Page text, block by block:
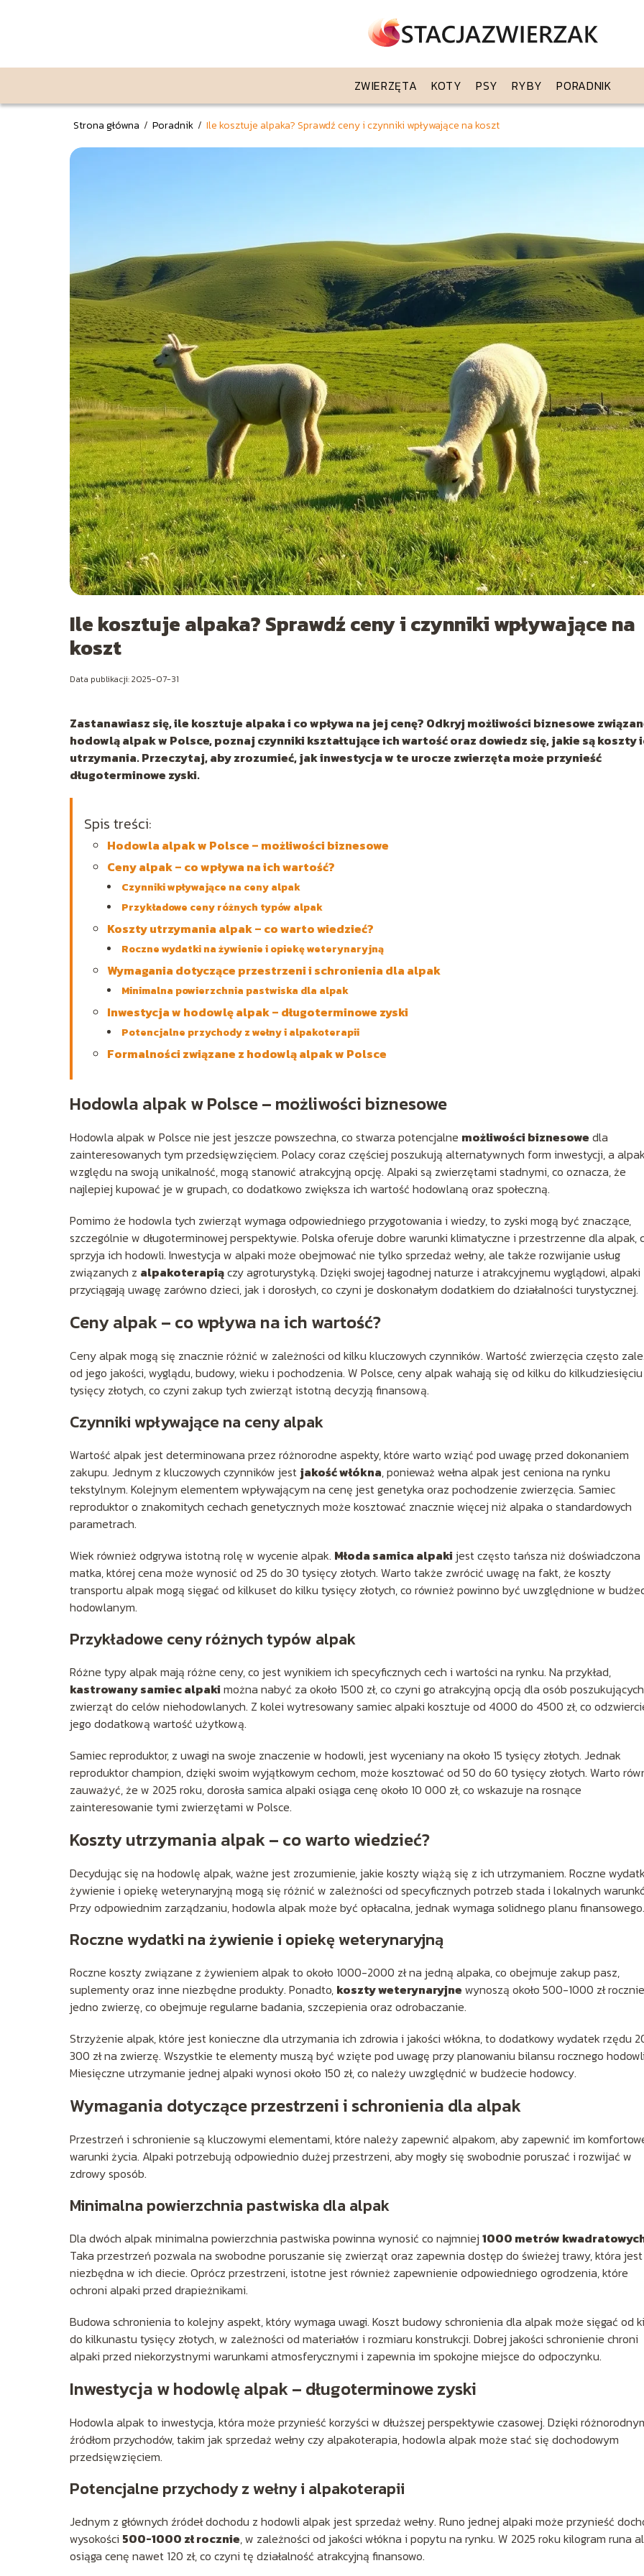
ZWIERZĘTA KOTY PSY RYBY PORADNIK
Strona główna / Poradnik / Ile kosztuje alpaka? Sprawdź ceny i czynniki wpływające na koszt
Ile kosztuje alpaka? Sprawdź ceny i czynniki wpływające na
koszt
Data publikacji: 2025-07-31
Zastanawiasz się, ile kosztuje alpaka i co wpływa na jej cenę? Odkryj możliwości biznesowe
hodowlą alpak w Polsce, poznaj czynniki kształtujące ich wartość oraz dowiedz się, jakie są koszty
utrzymania. Przeczytaj, aby zrozumieć, jak inwestycja w te urocze zwierzęta może przynieść
długoterminowe zyski.
Spis treści:
Hodowla alpak w Polsce – możliwości biznesowe
Ceny alpak – co wpływa na ich wartość?
Czynniki wpływające na ceny alpak
Przykładowe ceny różnych typów alpak
Koszty utrzymania alpak – co warto wiedzieć?
Roczne wydatki na żywienie i opiekę weterynaryjną
Wymagania dotyczące przestrzeni i schronienia dla alpak
Minimalna powierzchnia pastwiska dla alpak
Inwestycja w hodowlę alpak – długoterminowe zyski
Potencjalne przychody z wełny i alpakoterapii
Formalności związane z hodowlą alpak w Polsce
Hodowla alpak w Polsce – możliwości biznesowe
Hodowla alpak w Polsce nie jest jeszcze powszechna, co stwarza potencjalne możliwości biznesowe dla
zainteresowanych tym przedsięwzięciem. Polacy coraz częściej poszukują alternatywnych form inwestycji, a
względu na swoją unikalność, mogą stanowić atrakcyjną opcję. Alpaki są zwierzętami stadnymi, co oznacza, że
najlepiej kupować je w grupach, co dodatkowo zwiększa ich wartość hodowlaną oraz społeczną.
Pomimo że hodowla tych zwierząt wymaga odpowiedniego przygotowania i wiedzy, to zyski mogą być znaczące,
szczególnie w długoterminowej perspektywie. Polska oferuje dobre warunki klimatyczne i przestrzenne dla alpak,
sprzyja ich hodowli. Inwestycja w alpaki może obejmować nie tylko sprzedaż wełny, ale także rozwijanie usług
związanych z alpakoterapiączy agroturystyką. Dzięki swojej łagodnej naturze i atrakcyjnemu wyglądowi, alpaki
przyciągają uwagę zarówno dzieci, jak i dorosłych, co czyni je doskonałym dodatkiem do działalności turystycznej.
Ceny alpak – co wpływa na ich wartość?
Ceny alpak mogą się znacznie różnić w zależności od kilku kluczowych czynników. Wartość zwierzęcia często
od jego jakości, wyglądu, budowy, wieku i pochodzenia. W Polsce, ceny alpak wahają się od kilku do kilkudziesięciu
tysięcy złotych, co czyni zakup tych zwierząt istotną decyzją finansową.
Czynniki wpływające na ceny alpak
Wartość alpak jest determinowana przez różnorodne aspekty, które warto wziąć pod uwagę przed dokonaniem
zakupu. Jednym z kluczowych czynników jest jakość włókna, ponieważ wełna alpak jest ceniona na rynku
tekstylnym. Kolejnym elementem wpływającym na cenę jest genetyka oraz pochodzenie zwierzęcia. Samiec
reproduktor o znakomitych cechach genetycznych może kosztować znacznie więcej niż alpaka o standardowych
parametrach.
Wiek również odgrywa istotną rolę w wycenie alpak. Młoda samica alpaki jest często tańsza niż doświadczona
matka, której cena może wynosić od 25 do 30 tysięcy złotych. Warto także zwrócić uwagę na fakt, że koszty
transportu alpak mogą sięgać od kilkuset do kilku tysięcy złotych, co również powinno być uwzględnione w
hodowlanym.
Przykładowe ceny różnych typów alpak
Różne typy alpak mają różne ceny, co jest wynikiem ich specyficznych cech i wartości na rynku. Na przykład,
kastrowany samiec alpaki można nabyć za około 1500 zł, co czyni go atrakcyjną opcją dla osób poszukujących
zwierząt do celów niehodowlanych. Z kolei wytresowany samiec alpaki kosztuje od 4000 do 4500 zł, co
jego dodatkową wartość użytkową.
Samiec reproduktor, z uwagi na swoje znaczenie w hodowli, jest wyceniany na około 15 tysięcy złotych. Jednak
reproduktor champion, dzięki swoim wyjątkowym cechom, może kosztować od 50 do 60 tysięcy złotych. Warto
zauważyć, że w 2025 roku, dorosła samica alpaki osiąga cenę około 10 000 zł, co wskazuje na rosnące
zainteresowanie tymi zwierzętami w Polsce.
Koszty utrzymania alpak – co warto wiedzieć?
Decydując się na hodowlę alpak, ważne jest zrozumienie, jakie koszty wiążą się z ich utrzymaniem. Roczne
żywienie i opiekę weterynaryjną mogą się różnić w zależności od specyficznych potrzeb stada i lokalnych
Przy odpowiednim zarządzaniu, hodowla alpak może być opłacalna, jednak wymaga solidnego planu finansowego.
Roczne wydatki na żywienie i opiekę weterynaryjną
Roczne koszty związane z żywieniem alpak to około 1000-2000 zł na jedną alpaka, co obejmuje zakup pasz,
suplementy oraz inne niezbędne produkty. Ponadto, koszty weterynaryjne wynoszą około 500-1000 zł
jedno zwierzę, co obejmuje regularne badania, szczepienia oraz odrobaczanie.
Strzyżenie alpak, które jest konieczne dla utrzymania ich zdrowia i jakości włókna, to dodatkowy wydatek rzędu
300 zł na zwierzę. Wszystkie te elementy muszą być wzięte pod uwagę przy planowaniu bilansu rocznego
Miesięczne utrzymanie jednej alpaki wynosi około 150 zł, co należy uwzględnić w budżecie hodowcy.
Wymagania dotyczące przestrzeni i schronienia dla alpak
Przestrzeń i schronienie są kluczowymi elementami, które należy zapewnić alpakom, aby zapewnić im
warunki życia. Alpaki potrzebują odpowiednio dużej przestrzeni, aby mogły się swobodnie poruszać i rozwijać w
zdrowy sposób.
Minimalna powierzchnia pastwiska dla alpak
Dla dwóch alpak minimalna powierzchnia pastwiska powinna wynosić co najmniej 1000 metrów
Taka przestrzeń pozwala na swobodne poruszanie się zwierząt oraz zapewnia dostęp do świeżej trawy, która jest
niezbędna w ich diecie. Oprócz przestrzeni, istotne jest również zapewnienie odpowiedniego ogrodzenia, które
ochroni alpaki przed drapieżnikami.
Budowa schronienia to kolejny aspekt, który wymaga uwagi. Koszt budowy schronienia dla alpak może sięgać od
do kilkunastu tysięcy złotych, w zależności od materiałów i rozmiaru konstrukcji. Dobrej jakości schronienie chroni
alpaki przed niekorzystnymi warunkami atmosferycznymi i zapewnia im spokojne miejsce do odpoczynku.
Inwestycja w hodowlę alpak – długoterminowe zyski
Hodowla alpak to inwestycja, która może przynieść korzyści w dłuższej perspektywie czasowej. Dzięki
źródłom przychodów, takim jak sprzedaż wełny czy alpakoterapia, hodowla alpak może stać się dochodowym
przedsięwzięciem.
Potencjalne przychody z wełny i alpakoterapii
Jednym z głównych źródeł dochodu z hodowli alpak jest sprzedaż wełny. Runo jednej alpaki może przynieść
wysokości 500-1000 zł rocznie, w zależności od jakości włókna i popytu na rynku. W 2025 roku kilogram runa
osiąga cenę nawet 120 zł, co czyni tę działalność atrakcyjną finansowo.